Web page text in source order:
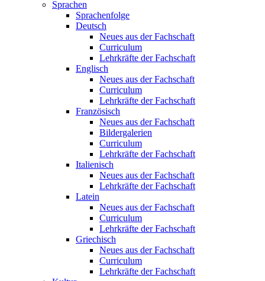
Sprachen
Sprachenfolge
Deutsch
Neues aus der Fachschaft
Curriculum
Lehrkräfte der Fachschaft
Englisch
Neues aus der Fachschaft
Curriculum
Lehrkräfte der Fachschaft
Französisch
Neues aus der Fachschaft
Bildergalerien
Curriculum
Lehrkräfte der Fachschaft
Italienisch
Neues aus der Fachschaft
Lehrkräfte der Fachschaft
Latein
Neues aus der Fachschaft
Curriculum
Lehrkräfte der Fachschaft
Griechisch
Neues aus der Fachschaft
Curriculum
Lehrkräfte der Fachschaft